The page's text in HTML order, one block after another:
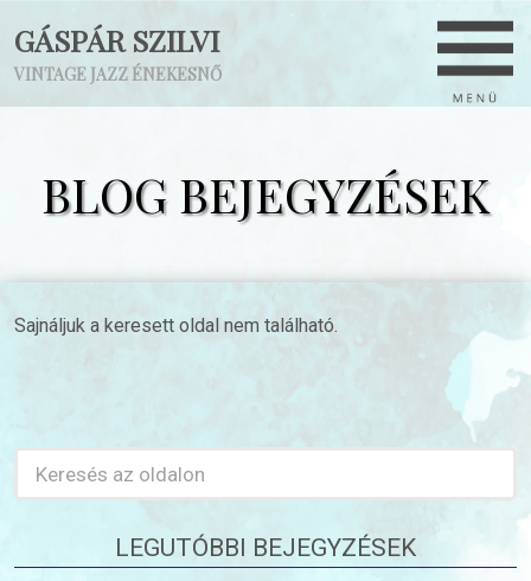
GÁSPÁR SZILVI
VINTAGE JAZZ ÉNEKESNŐ
BLOG BEJEGYZÉSEK
Sajnáljuk a keresett oldal nem található.
LEGUTÓBBI BEJEGYZÉSEK